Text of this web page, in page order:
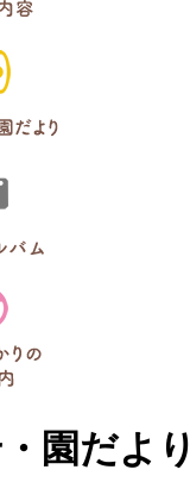
園だより